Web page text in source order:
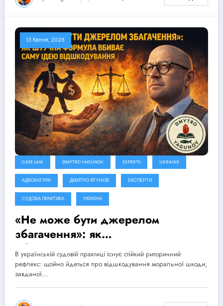
13 Квітня, 2026
CASE LAW DMYTRO YAGUNOV EXPERTS UKRAINE
АДВОКАТУРА ДМИТРО ЯГУНОВ ЕКСПЕРТИ
СУДОВА ПРАКТИКА УКРАЇНА
«Не може бути джерелом
збагачення»: як
“бюджетоохоронна” логіка
замінила правосуддя — і чому це
коштує державі значно дорожче,
ніж здається
В українській судовій практиці існує стійкий риторичний
рефлекс: щойно йдеться про відшкодування моральної шкоди,
завданої…